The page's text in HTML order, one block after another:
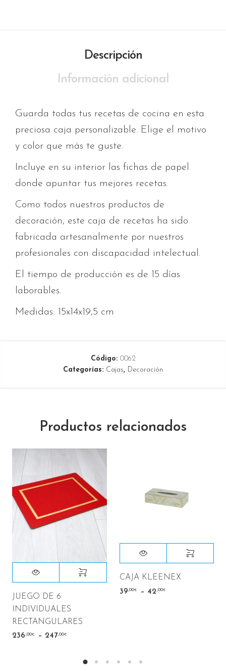
Descripción
Información adicional
Guarda todas tus recetas de cocina en esta
preciosa caja personalizable. Elige el motivo
y color que más te guste.
Incluye en su interior las fichas de papel
donde apuntar tus mejores recetas.
Como todos nuestros productos de
decoración, este caja de recetas ha sido
fabricada artesanalmente por nuestros
profesionales con discapacidad intelectual.
El tiempo de producción es de 15 días
laborables.
Medidas: 15x14x19,5 cm
Código: 0062
Categorías: Cajas, Decoración
Productos relacionados
JUEGO DE 6
INDIVIDUALES
RECTANGULARES
236 ,00€ – 247,00€
CAJA KLEENEX
39,00€ – 42 ,00€